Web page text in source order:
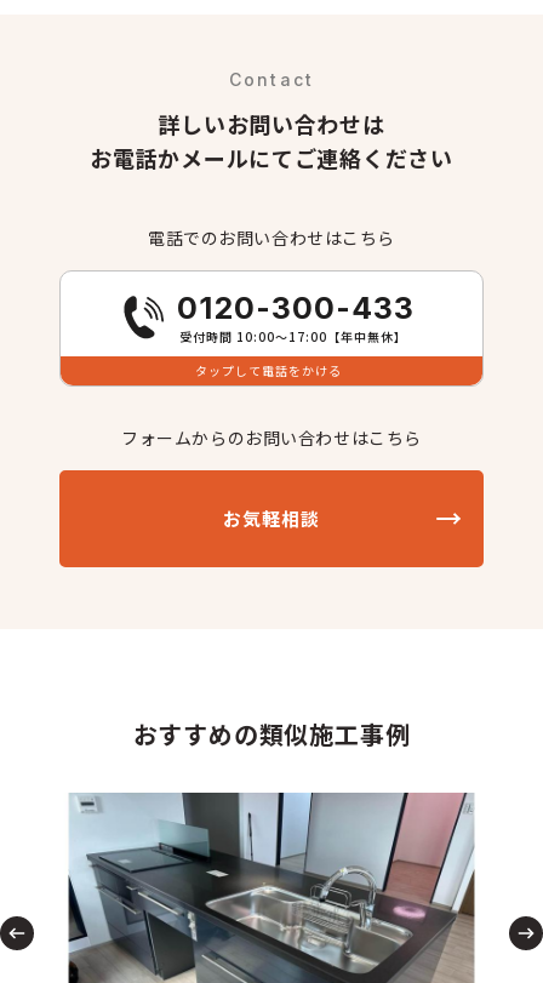
Contact
詳しいお問い合わせは
お電話かメールにてご連絡ください
電話でのお問い合わせはこちら
0120-300-433
受付時間 10:00〜17:00【年中無休】
タップして電話をかける
フォームからのお問い合わせはこちら
お気軽相談
おすすめの類似施工事例